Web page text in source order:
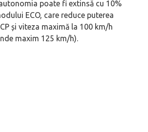
poate fi extinsă cu 10%
ECO, care reduce puterea
și viteza maximă la 100 km/h
maxim 125 km/h).